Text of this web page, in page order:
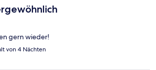
gern wieder!
von 4 Nächten